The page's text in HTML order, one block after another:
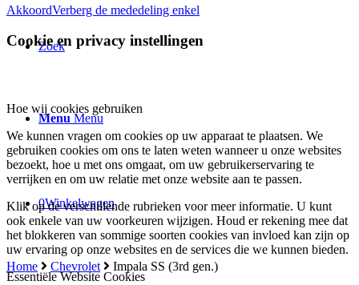
Zoek
Menu Menu
0Winkelwagen
Home Chevrolet Impala SS (3rd gen.)
AkkoordVerberg de mededeling enkel
Cookie en privacy instellingen
Hoe wij cookies gebruiken
We kunnen vragen om cookies op uw apparaat te plaatsen. We
gebruiken cookies om ons te laten weten wanneer u onze websites
bezoekt, hoe u met ons omgaat, om uw gebruikerservaring te
verrijken en om uw relatie met onze website aan te passen.
Klik op de verschillende rubrieken voor meer informatie. U kunt
ook enkele van uw voorkeuren wijzigen. Houd er rekening mee dat
het blokkeren van sommige soorten cookies van invloed kan zijn op
uw ervaring op onze websites en de services die we kunnen bieden.
Essentiële Website Cookies